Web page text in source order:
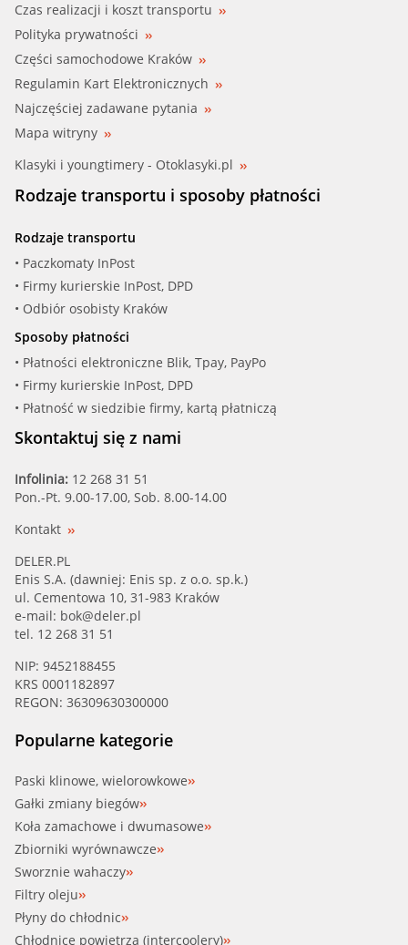
Czas realizacji i koszt transportu
Polityka prywatności
Części samochodowe Kraków
Regulamin Kart Elektronicznych
Najczęściej zadawane pytania
Mapa witryny
Klasyki i youngtimery - Otoklasyki.pl
Rodzaje transportu i sposoby płatności
Rodzaje transportu
• Paczkomaty InPost
• Firmy kurierskie InPost, DPD
• Odbiór osobisty Kraków
Sposoby płatności
• Płatności elektroniczne Blik, Tpay, PayPo
• Firmy kurierskie InPost, DPD
• Płatność w siedzibie firmy, kartą płatniczą
Skontaktuj się z nami
Infolinia: 12 268 31 51
Pon.-Pt. 9.00-17.00, Sob. 8.00-14.00
Kontakt
DELER.PL
Enis S.A. (dawniej: Enis sp. z o.o. sp.k.)
ul. Cementowa 10, 31-983 Kraków
e-mail: bok@deler.pl
tel. 12 268 31 51
NIP: 9452188455
KRS 0001182897
REGON: 36309630300000
Popularne kategorie
Paski klinowe, wielorowkowe
Gałki zmiany biegów
Koła zamachowe i dwumasowe
Zbiorniki wyrównawcze
Sworznie wahaczy
Filtry oleju
Płyny do chłodnic
Chłodnice powietrza (intercoolery)